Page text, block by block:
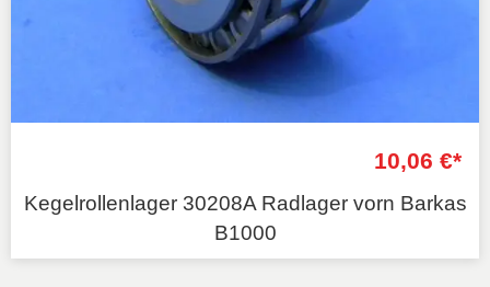
10,06 €*
Kegelrollenlager 30208A Radlager vorn Barkas
B1000